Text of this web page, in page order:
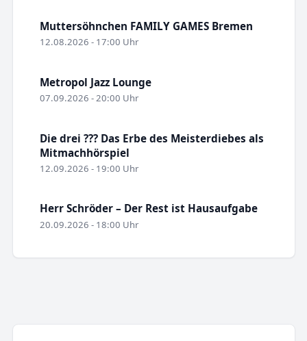
Muttersöhnchen FAMILY GAMES Bremen
12.08.2026 - 17:00 Uhr
Metropol Jazz Lounge
07.09.2026 - 20:00 Uhr
Die drei ??? Das Erbe des Meisterdiebes als
Mitmachhörspiel
12.09.2026 - 19:00 Uhr
Herr Schröder – Der Rest ist Hausaufgabe
20.09.2026 - 18:00 Uhr